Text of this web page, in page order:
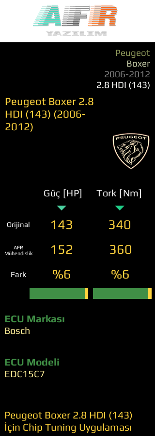
Peugeot
Boxer
2006-2012
2.8 HDI (143)
Peugeot Boxer 2.8
HDI (143) (2006-
2012)
Güç [HP] Tork [Nm]
Orijinal 143 340
AFR
Mühendislik
152 360
Fark %6 %6
ECU Markası
Bosch
ECU Modeli
EDC15C7
Peugeot Boxer 2.8 HDI (143)
İçin Chip Tuning Uygulaması